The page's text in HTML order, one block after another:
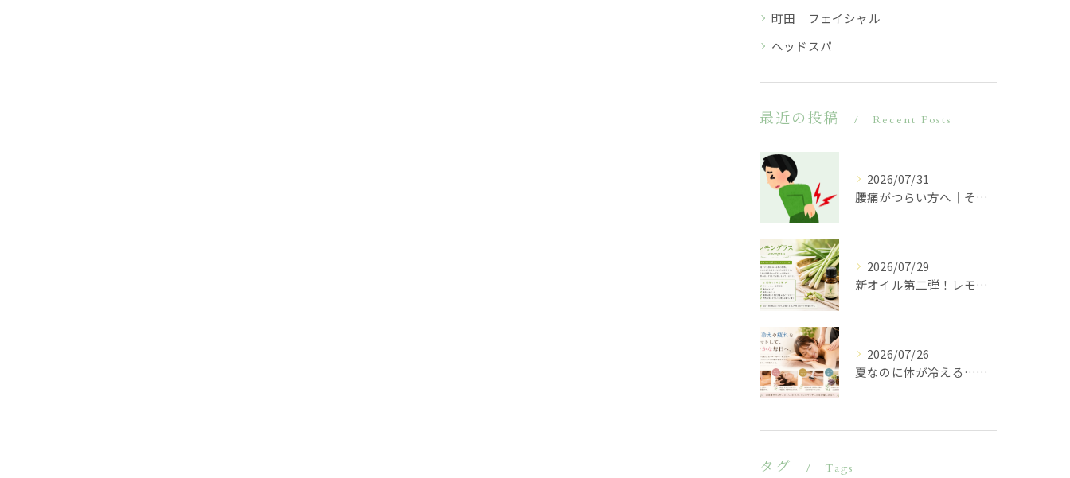
町田 フェイシャル
ヘッドスパ
最近の投稿 Recent Posts
2026/07/31
腰痛がつらい方へ｜その原因は腰だけではないかもしれません
2026/07/29
新オイル第二弾！レモングラスのご紹介♪
2026/07/26
夏なのに体が冷える…その不調、冷房が原因かもしれません
タグ Tags